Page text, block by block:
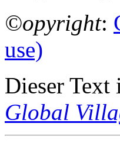
©opyright:
use)
Dieser
Global